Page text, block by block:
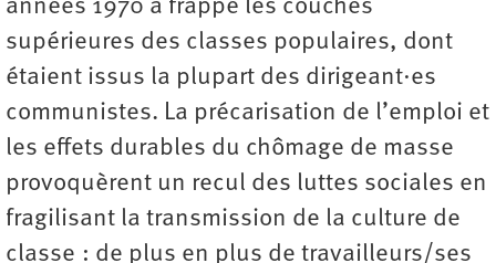
années 1970 a frappé les couches
supérieures des classes populaires, dont
étaient issus la plupart des dirigeant·es
communistes. La précarisation de l’emploi et
les effets durables du chômage de masse
provoquèrent un recul des luttes sociales en
fragilisant la transmission de la culture de
classe : de plus en plus de travailleurs/ses